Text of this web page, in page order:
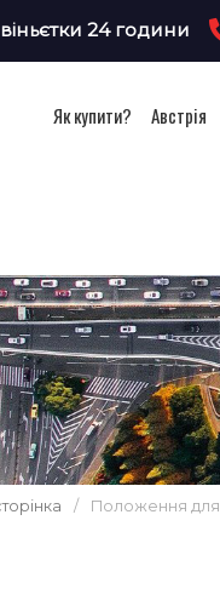
24 години
Як купити? Австрія
/ Положення для